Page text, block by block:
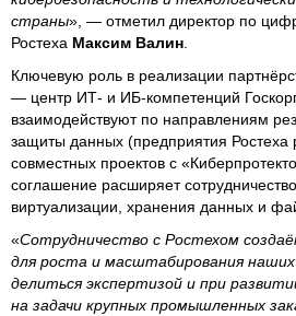
страны», — отметил директор по
Ростеха Максим Валин
Ключевую роль в реализации
— центр ИТ- и ИБ-компетенций
взаимодействуют по направлениям
защиты данных (предприятия Ростеха
совместных проектов с
соглашение расширяет
виртуализации, хранения данных и
«Сотрудничество с Ростехом
для роста и масштабирования
делиться экспертизой и при
на задачи крупных промышленных